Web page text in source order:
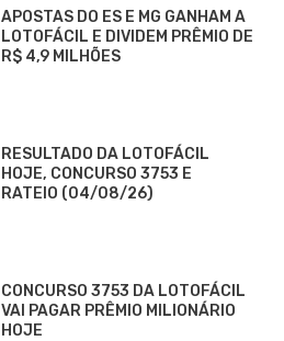
APOSTAS DO ES E MG GANHAM A
LOTOFÁCIL E DIVIDEM PRÊMIO DE
R$ 4,9 MILHÕES
RESULTADO DA LOTOFÁCIL
HOJE, CONCURSO 3753 E
RATEIO (04/08/26)
CONCURSO 3753 DA LOTOFÁCIL
VAI PAGAR PRÊMIO MILIONÁRIO
HOJE